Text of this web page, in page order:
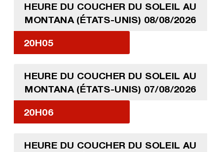
HEURE DU COUCHER DU SOLEIL AU
MONTANA (ÉTATS-UNIS) 08/08/2026
20H05
HEURE DU COUCHER DU SOLEIL AU
MONTANA (ÉTATS-UNIS) 07/08/2026
20H06
HEURE DU COUCHER DU SOLEIL AU